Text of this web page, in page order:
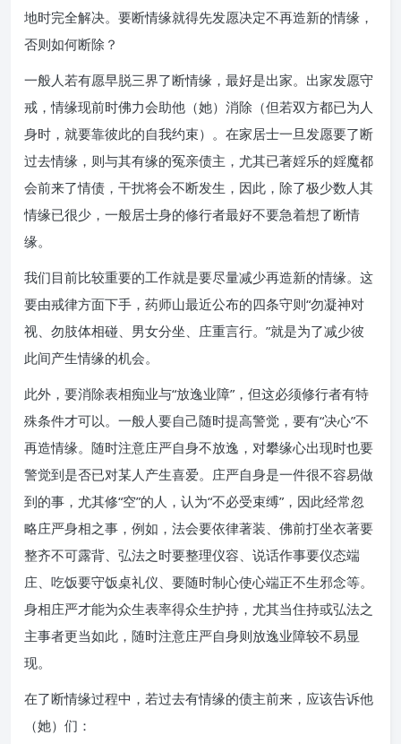
地时完全解决。要断情缘就得先发愿决定不再造新的情缘，
否则如何断除？
一般人若有愿早脱三界了断情缘，最好是出家。出家发愿守
戒，情缘现前时佛力会助他（她）消除（但若双方都已为人
身时，就要靠彼此的自我约束）。在家居士一旦发愿要了断
过去情缘，则与其有缘的冤亲债主，尤其已著婬乐的婬魔都
会前来了情债，干扰将会不断发生，因此，除了极少数人其
情缘已很少，一般居士身的修行者最好不要急着想了断情
缘。
我们目前比较重要的工作就是要尽量减少再造新的情缘。这
要由戒律方面下手，药师山最近公布的四条守则“勿凝神对
视、勿肢体相碰、男女分坐、庄重言行。”就是为了减少彼
此间产生情缘的机会。
此外，要消除表相痴业与“放逸业障”，但这必须修行者有特
殊条件才可以。一般人要自己随时提高警觉，要有“决心”不
再造情缘。随时注意庄严自身不放逸，对攀缘心出现时也要
警觉到是否已对某人产生喜爱。庄严自身是一件很不容易做
到的事，尤其修“空”的人，认为“不必受束缚”，因此经常忽
略庄严身相之事，例如，法会要依律著装、佛前打坐衣著要
整齐不可露背、弘法之时要整理仪容、说话作事要仪态端
庄、吃饭要守饭桌礼仪、要随时制心使心端正不生邪念等。
身相庄严才能为众生表率得众生护持，尤其当住持或弘法之
主事者更当如此，随时注意庄严自身则放逸业障较不易显
现。
在了断情缘过程中，若过去有情缘的债主前来，应该告诉他
（她）们：